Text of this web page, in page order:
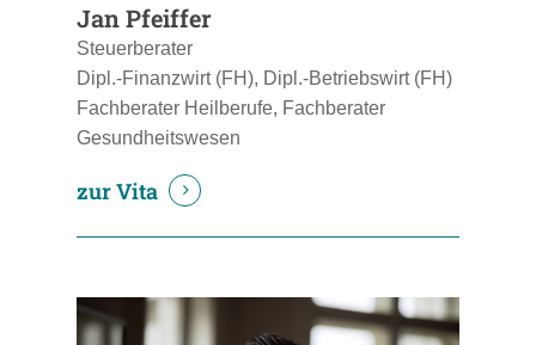
Jan Pfeiffer
Steuerberater
Dipl.-Finanzwirt (FH), Dipl.-Betriebswirt (FH)
Fachberater Heilberufe, Fachberater
Gesundheitswesen
zur Vita